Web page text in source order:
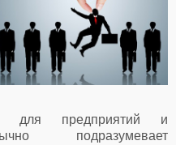
для предприятий и
подразумевает